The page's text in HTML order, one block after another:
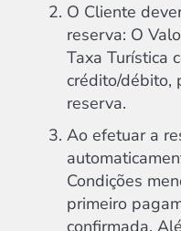
O Cliente
reserva: O
Taxa Turística
crédito/débito,
reserva.
Ao efetuar a
Condições
primeiro
confirmada.